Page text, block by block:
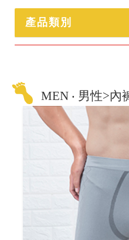
產品類別
MEN ‧ 男性>內